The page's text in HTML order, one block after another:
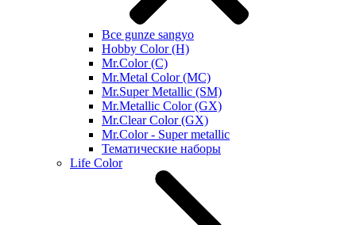
Все gunze sangyo
Hobby Color (H)
Mr.Color (C)
Mr.Metal Color (MC)
Mr.Super Metallic (SM)
Mr.Metallic Color (GX)
Mr.Clear Color (GX)
Mr.Color - Super metallic
Тематические наборы
Life Color